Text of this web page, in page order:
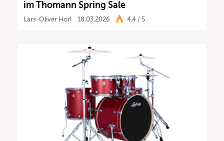
im Thomann Spring Sale
Lars-Oliver Horl 18.03.2026 4,4 / 5